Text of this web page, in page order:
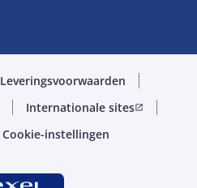
Leveringsvoorwaarden
Internationale sitesopen_in_new
Cookie-instellingen